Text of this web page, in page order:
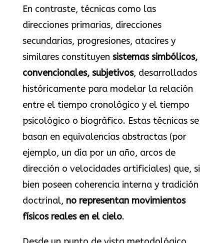
En contraste, técnicas como las
direcciones primarias, direcciones
secundarias, progresiones, atacires y
similares constituyen sistemas simbólicos,
convencionales, subjetivos, desarrollados
históricamente para modelar la relación
entre el tiempo cronológico y el tiempo
psicológico o biográfico. Estas técnicas se
basan en equivalencias abstractas (por
ejemplo, un día por un año, arcos de
dirección o velocidades artificiales) que, si
bien poseen coherencia interna y tradición
doctrinal, no representan movimientos
físicos reales en el cielo.